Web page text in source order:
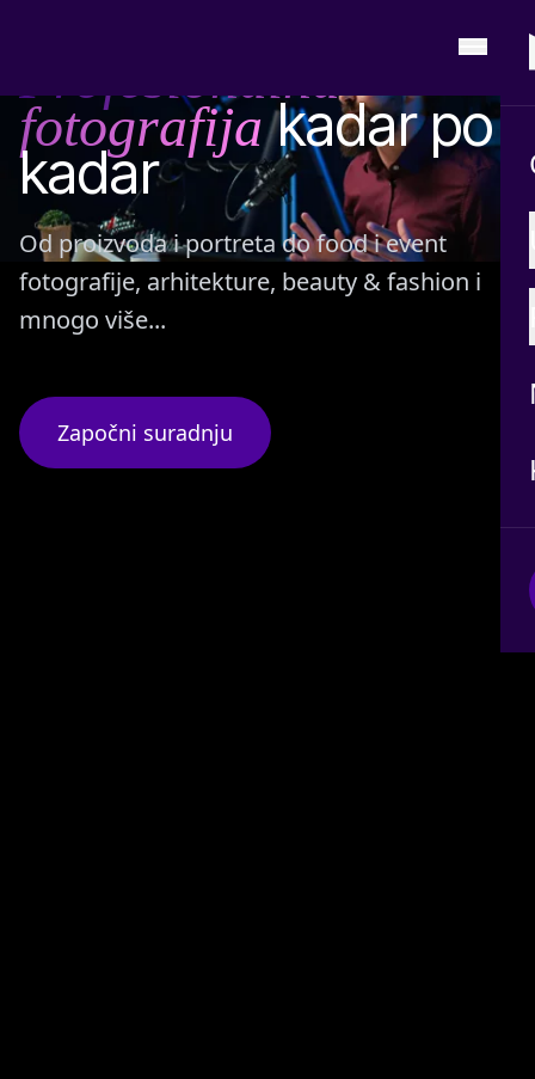
Profesionalna
fotografija kadar po
kadar
Od proizvoda i portreta do food i event
fotografije, arhitekture, beauty & fashion i
mnogo više...
Započni suradnju